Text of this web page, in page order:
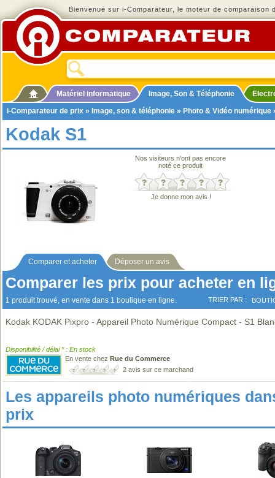
Bienvenue sur i-Comparateur, le moteur de comparaison
Matériel informatique Image, Son & Téléphonie
i-Comparateur de prix » Image, son & téléphonie » Photo & Vidéo numérique
Kodak S1
Nos visiteurs n'ont pas encore
noté ce produit
Je donne mon avis !
Comparer et acheter Déposer un avis
Comparer les prix pour acheter en
1 produit trouvé, en vente dans 1 boutique en ligne. TRIER PAR :
Kodak KODAK Pixpro - Appareil Photo Numérique Compact - S1
Disponibilité / délai * : En stock
En vente chez Rue du Commerce
2 avis sur ce marchand
Les appareils photo numériques
prix